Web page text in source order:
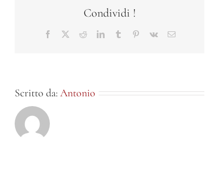
Condividi !
Facebook RedditLinkedInTumblr Pinterest
Vk Email
Scritto da: Antonio